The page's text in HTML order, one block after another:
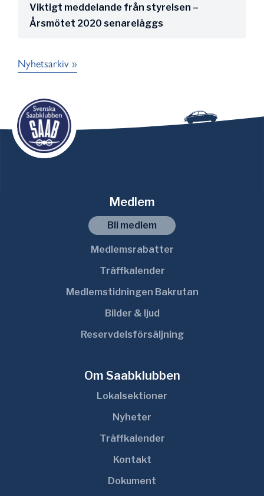
Viktigt meddelande från styrelsen –
Årsmötet 2020 senareläggs
Nyhetsarkiv »
Medlem
Bli medlem
Medlemsrabatter
Träffkalender
Medlemstidningen Bakrutan
Bilder & ljud
Reservdelsförsäljning
Om Saabklubben
Lokalsektioner
Nyheter
Träffkalender
Kontakt
Dokument